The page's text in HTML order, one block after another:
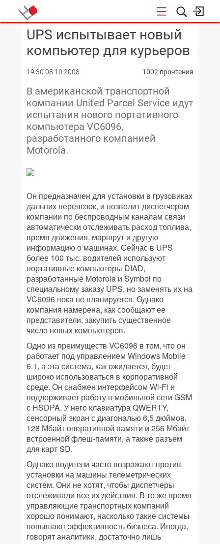
КОНФЕРЕНЦИИ
UPS испытывает новый
компьютер для курьеров
19:30 08.10.2008 1002 прочтения
В американской транспортной
компании United Parcel Service идут
испытания нового портативного
компьютера VC6096,
разработанного компанией
Motorola.
Он предназначен для установки в грузовиках
дальних перевозок, и позволит диспетчерам
компании по беспроводным каналам связи
автоматически отслеживать расход топлива,
время движения, маршрут и другую
информацию о машинах. Сейчас в UPS
более 100 тыс. водителей используют
портативные компьютеры DIAD,
разработанные Motorola и Symbol по
специальному заказу UPS, но заменять их на
VC6096 пока не планируется. Однако
компания намерена, как сообщают ее
представители, закупить существенное
число новых компьютеров.
Одно из преимуществ VC6096 в том, что он
работает под управлением Windows Mobile
6.1, а эта система, как ожидается, будет
широко использоваться в корпоративной
среде. Он снабжен интерфейсом Wi-Fi и
поддерживает работу в мобильной сети GSM
с HSDPA. У него клавиатура QWERTY,
сенсорный экран с диагональю 6,5 дюймов,
128 Мбайт оперативной памяти и 256 Мбайт
встроенной флеш-памяти, а также разъем
для карт SD.
Однако водители часто возражают против
установки на машины телеметрических
систем. Они не хотят, чтобы диспетчеры
отслеживали все их действия. В то же время
управляющие транспортных компаний
хорошо понимают, насколько такие системы
повышают эффективность бизнеса. Иногда,
говорят аналитики, достаточно лишь